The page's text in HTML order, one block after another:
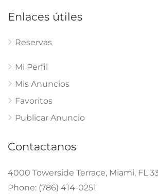
Enlaces útiles
Reservas
Mi Perfil
Mis Anuncios
Favoritos
Publicar Anuncio
Contactanos
4000 Towerside Terrace, Miami, FL
Phone: (786) 414-0251